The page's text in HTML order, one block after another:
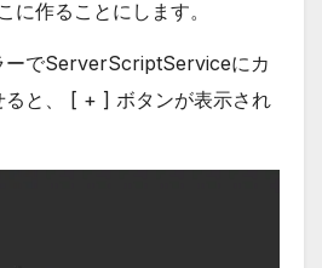
に作ることにします。
ーでServerScriptServiceにカ
ると、 [ + ] ボタンが表示され